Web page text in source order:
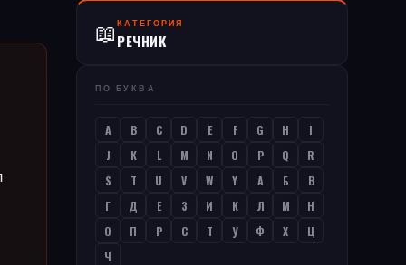
📖 КАТЕГОРИЯ
РЕЧНИК
ПО БУКВА
A B C D E F G H
I
J
K L M N O P Q
R
S
T U V W Y А Б
В
Г
Д Е З И К Л М
Н
О
П Р С Т У Ф Х
Ц
Ч